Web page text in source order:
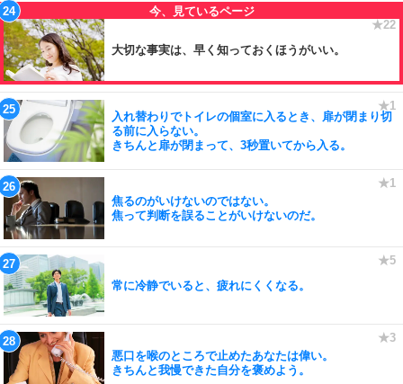
大切な事実は、早く知っておくほうがいい。
入れ替わりでトイレの個室に入るとき、扉が閉まり切
る前に入らない。
きちんと扉が閉まって、3秒置いてから入る。
焦るのがいけないのではない。
焦って判断を誤ることがいけないのだ。
常に冷静でいると、疲れにくくなる。
悪口を喉のところで止めたあなたは偉い。
きちんと我慢できた自分を褒めよう。